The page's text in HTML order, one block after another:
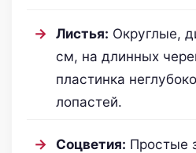
Листья: Округлые,
см, на длинных
пластинка
лопастей.
Соцветия: Простые